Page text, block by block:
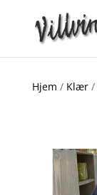
Hjem / Klær/